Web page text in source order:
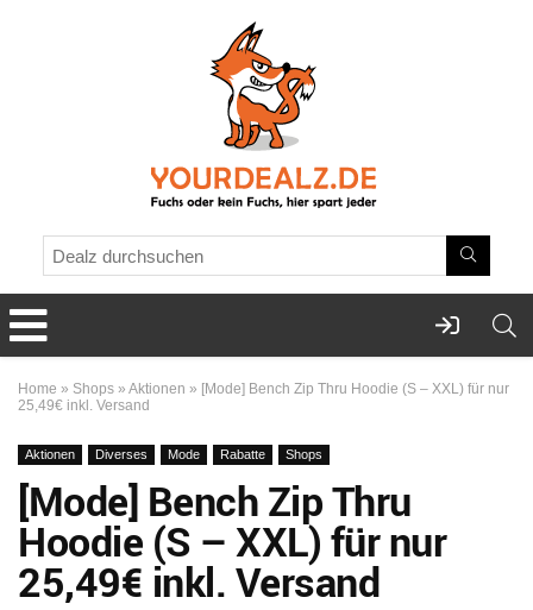
Home » Shops » Aktionen » [Mode] Bench Zip Thru Hoodie (S – XXL) für nur
25,49€ inkl. Versand
Aktionen Diverses Mode Rabatte Shops
[Mode] Bench Zip Thru
Hoodie (S – XXL) für nur
25,49€ inkl. Versand